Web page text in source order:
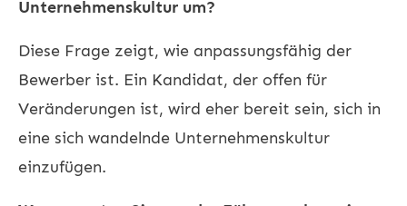
Unternehmenskultur um?
Diese Frage zeigt, wie anpassungsfähig der
Bewerber ist. Ein Kandidat, der offen für
Veränderungen ist, wird eher bereit sein, sich in
eine sich wandelnde Unternehmenskultur
einzufügen.